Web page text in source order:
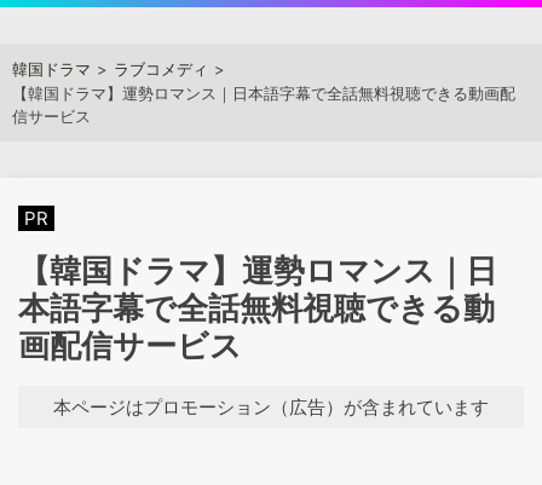
content
アジアンステージ
韓国ドラマ
ラブコメディ
【韓国ドラマ】運勢ロマンス｜日本語字幕で全話無料視聴できる動画配
信サービス
PR
【韓国ドラマ】運勢ロマンス｜日
本語字幕で全話無料視聴できる動
画配信サービス
本ページはプロモーション（広告）が含まれています